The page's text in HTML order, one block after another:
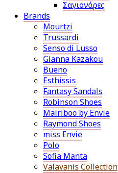
Σαγιονάρες
Brands
Mourtzi
Trussardi
Senso di Lusso
Gianna Kazakou
Bueno
Esthissis
Fantasy Sandals
Robinson Shoes
Mairiboo by Envie
Raymond Shoes
miss Envie
Polo
Sofia Manta
Valavanis Collection